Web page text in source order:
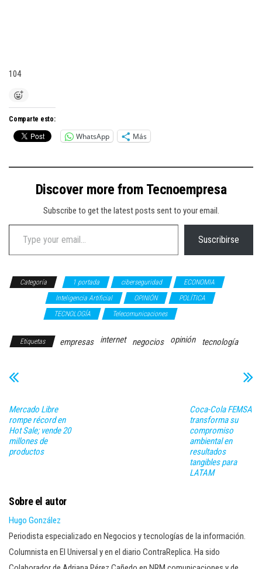
104
Comparte esto:
WhatsApp Más
Discover more from Tecnoempresa
Subscribe to get the latest posts sent to your email.
Type your email…
Suscribirse
Categoría 1 portada ciberseguridad ECONOMIA
Inteligencia Artificial OPINIÓN
POLÍTICA
TECNOLOGÍA Telecomunicaciones
Etiquetas empresas internet negocios opinión tecnología
Mercado Libre
rompe récord en
Hot Sale; vende 20
millones de
productos
Coca-Cola FEMSA
transforma su
compromiso
ambiental en
resultados
tangibles para
LATAM
Sobre el autor
Hugo González
Periodista especializado en Negocios y tecnologías de la información.
Columnista en El Universal y en el diario ContraReplica. Ha sido